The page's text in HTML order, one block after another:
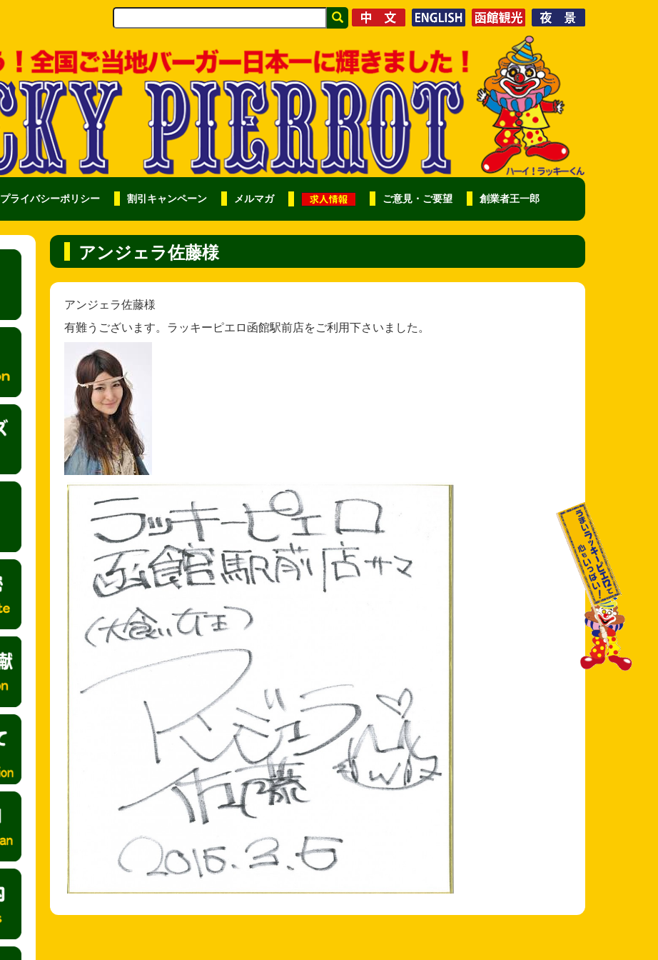
プライバシーポリシー 割引キャンペーン メルマガ ご意見・ご要望 創業者王一郎
アンジェラ佐藤様
アンジェラ佐藤様
有難うございます。ラッキーピエロ函館駅前店をご利用下さいました。